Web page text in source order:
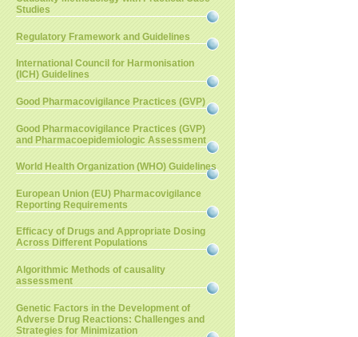
Studies
Regulatory Framework and Guidelines
International Council for Harmonisation
(ICH) Guidelines
Good Pharmacovigilance Practices (GVP)
Good Pharmacovigilance Practices (GVP)
and Pharmacoepidemiologic Assessment
World Health Organization (WHO) Guidelines
European Union (EU) Pharmacovigilance
Reporting Requirements
Efficacy of Drugs and Appropriate Dosing
Across Different Populations
Algorithmic Methods of causality
assessment
Genetic Factors in the Development of
Adverse Drug Reactions: Challenges and
Strategies for Minimization